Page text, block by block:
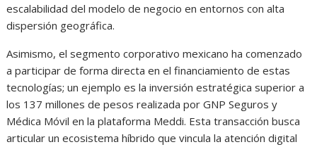
escalabilidad del modelo de negocio en entornos con alta
dispersión geográfica.
Asimismo, el segmento corporativo mexicano ha comenzado
a participar de forma directa en el financiamiento de estas
tecnologías; un ejemplo es la inversión estratégica superior a
los 137 millones de pesos realizada por GNP Seguros y
Médica Móvil en la plataforma Meddi. Esta transacción busca
articular un ecosistema híbrido que vincula la atención digital